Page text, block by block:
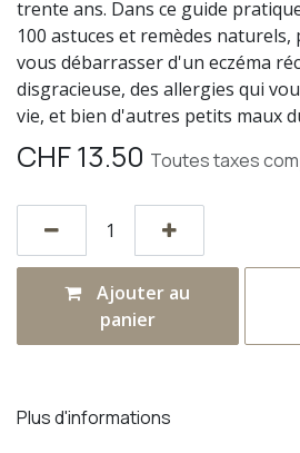
trente ans. Dans ce guide
100 astuces et remèdes
vous débarrasser d'un eczéma
disgracieuse, des allergies qui
vie, et bien d'autres petits maux
CHF13.50 Toutes taxes
Ajouter au
panier
Plus d'informations